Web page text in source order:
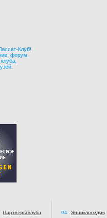
Клуб!
форум,
Партнеры клуба 04. Энциклопедия